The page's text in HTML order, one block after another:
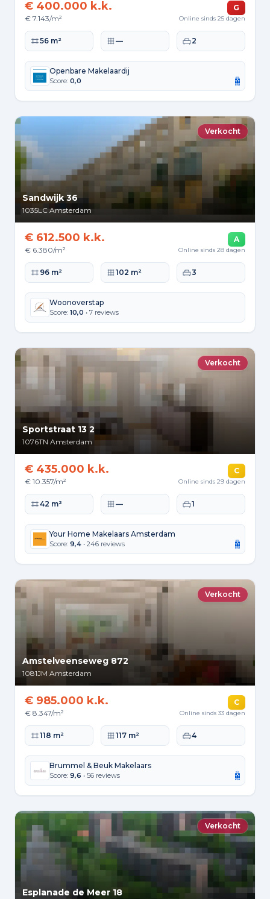
€ 400.000 k.k.
€ 7.143/m²
G
Online sinds 25 dagen
Woonoppervlakte
56 m² Perceeloppervlakte
— Slaapkamers
2
Openbare Makelaardij
Score: 0,0
Verkocht
Sandwijk 36
1035LC Amsterdam
€ 612.500 k.k.
€ 6.380/m²
A
Online sinds 28 dagen
Woonoppervlakte
96 m² Perceeloppervlakte
102 m² Slaapkamers
3
Woonoverstap
Score: 10,0 • 7 reviews
Verkocht
Sportstraat 13 2
1076TN Amsterdam
€ 435.000 k.k.
€ 10.357/m²
C
Online sinds 29 dagen
Woonoppervlakte
42 m² Perceeloppervlakte
— Slaapkamers
1
Your Home Makelaars Amsterdam
Score: 9,4 • 246 reviews
Verkocht
Amstelveenseweg 872
1081JM Amsterdam
€ 985.000 k.k.
€ 8.347/m²
C
Online sinds 33 dagen
Woonoppervlakte
118 m² Perceeloppervlakte
117 m² Slaapkamers
4
Brummel & Beuk Makelaars
Score: 9,6 • 56 reviews
Verkocht
Esplanade de Meer 18